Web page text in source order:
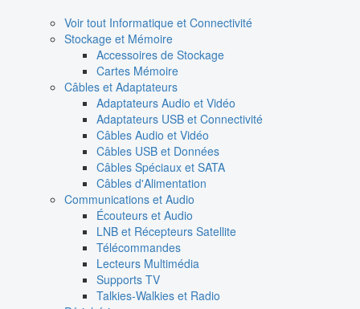
Voir tout Informatique et Connectivité
Stockage et Mémoire
Accessoires de Stockage
Cartes Mémoire
Câbles et Adaptateurs
Adaptateurs Audio et Vidéo
Adaptateurs USB et Connectivité
Câbles Audio et Vidéo
Câbles USB et Données
Câbles Spéciaux et SATA
Câbles d'Alimentation
Communications et Audio
Écouteurs et Audio
LNB et Récepteurs Satellite
Télécommandes
Lecteurs Multimédia
Supports TV
Talkies-Walkies et Radio